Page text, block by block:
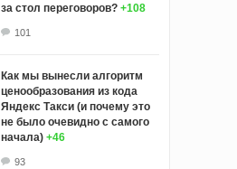
за стол переговоров? +108
101
Как мы вынесли алгоритм
ценообразования из кода
Яндекс Такси (и почему это
не было очевидно с самого
начала) +46
93